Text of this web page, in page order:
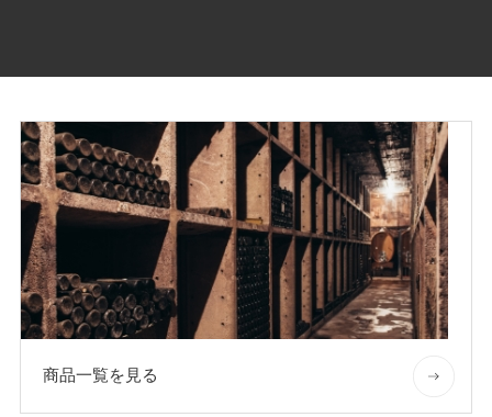
商品一覧を見る